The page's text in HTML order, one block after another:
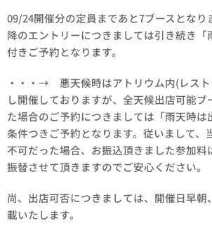
09/24開催分の定員まであと7ブースとなり
降のエントリーにつきましては引き続き「
付きご予約となります。
・・・→ 悪天候時はアトリウム内(レスト
し開催しておりますが、全天候出店可能ブ
た場合のご予約につきましては「雨天時は
条件つきご予約となります。従いまして、
不可だった場合、お振込頂きました参加料
振替させて頂きますのでご安心ください。
尚、出店可否につきましては、開催日早朝
載いたします。